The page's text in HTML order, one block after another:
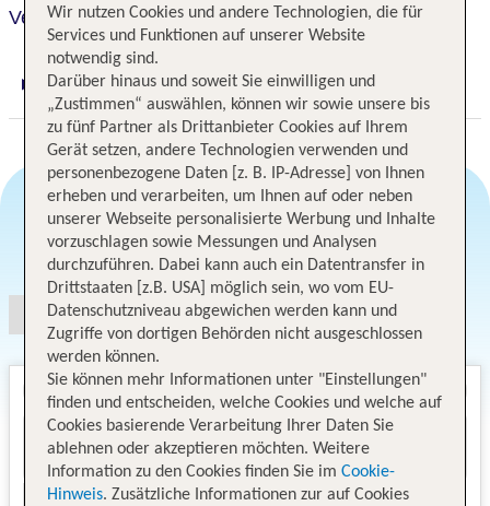
Verno House Budapest, Vignette Collection
Digitaler und telefonischer 24/7 TUI Service
Angebotsauswahl
Wir nutzen Cookies und andere Technologien, die für
Services und Funktionen auf unserer Website
notwendig sind.
Darüber hinaus und soweit Sie einwilligen und
„Zustimmen“ auswählen, können wir sowie unsere bis
zu fünf Partner als Drittanbieter Cookies auf Ihrem
Gerät setzen, andere Technologien verwenden und
personenbezogene Daten [z. B. IP-Adresse] von Ihnen
erheben und verarbeiten, um Ihnen auf oder neben
unserer Webseite personalisierte Werbung und Inhalte
vorzuschlagen sowie Messungen und Analysen
durchzuführen. Dabei kann auch ein Datentransfer in
Drittstaaten [z.B. USA] möglich sein, wo vom EU-
Datenschutzniveau abgewichen werden kann und
Zugriffe von dortigen Behörden nicht ausgeschlossen
werden können.
Sie können mehr Informationen unter "Einstellungen"
finden und entscheiden, welche Cookies und welche auf
Cookies basierende Verarbeitung Ihrer Daten Sie
ablehnen oder akzeptieren möchten. Weitere
Information zu den Cookies finden Sie im Cookie-
Hinweis. Zusätzliche Informationen zur auf Cookies